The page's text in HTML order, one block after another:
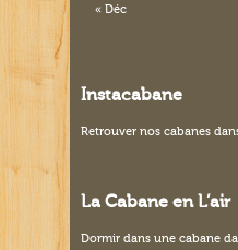
« Déc
Instacabane
Retrouver nos cabanes
La Cabane en L’air
Dormir dans une cabane